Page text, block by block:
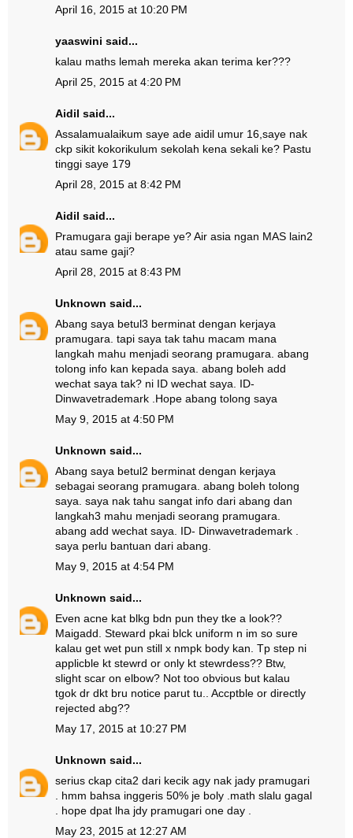
April 16, 2015 at 10:20 PM
yaaswini said...
kalau maths lemah mereka akan terima ker???
April 25, 2015 at 4:20 PM
Aidil said...
Assalamualaikum saye ade aidil umur 16,saye nak
ckp sikit kokorikulum sekolah kena sekali ke? Pastu
tinggi saye 179
April 28, 2015 at 8:42 PM
Aidil said...
Pramugara gaji berape ye? Air asia ngan MAS lain2
atau same gaji?
April 28, 2015 at 8:43 PM
Unknown said...
Abang saya betul3 berminat dengan kerjaya
pramugara. tapi saya tak tahu macam mana
langkah mahu menjadi seorang pramugara. abang
tolong info kan kepada saya. abang boleh add
wechat saya tak? ni ID wechat saya. ID-
Dinwavetrademark .Hope abang tolong saya
May 9, 2015 at 4:50 PM
Unknown said...
Abang saya betul2 berminat dengan kerjaya
sebagai seorang pramugara. abang boleh tolong
saya. saya nak tahu sangat info dari abang dan
langkah3 mahu menjadi seorang pramugara.
abang add wechat saya. ID- Dinwavetrademark .
saya perlu bantuan dari abang.
May 9, 2015 at 4:54 PM
Unknown said...
Even acne kat blkg bdn pun they tke a look??
Maigadd. Steward pkai blck uniform n im so sure
kalau get wet pun still x nmpk body kan. Tp step ni
applicble kt stewrd or only kt stewrdess?? Btw,
slight scar on elbow? Not too obvious but kalau
tgok dr dkt bru notice parut tu.. Accptble or directly
rejected abg??
May 17, 2015 at 10:27 PM
Unknown said...
serius ckap cita2 dari kecik agy nak jady pramugari
. hmm bahsa inggeris 50% je boly .math slalu gagal
. hope dpat lha jdy pramugari one day .
May 23, 2015 at 12:27 AM